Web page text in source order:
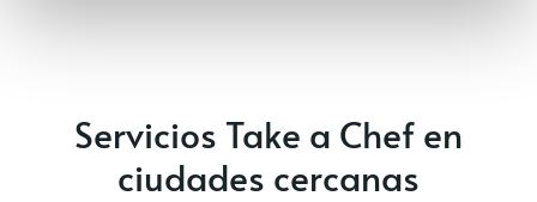
Servicios Take a Chef en
ciudades cercanas